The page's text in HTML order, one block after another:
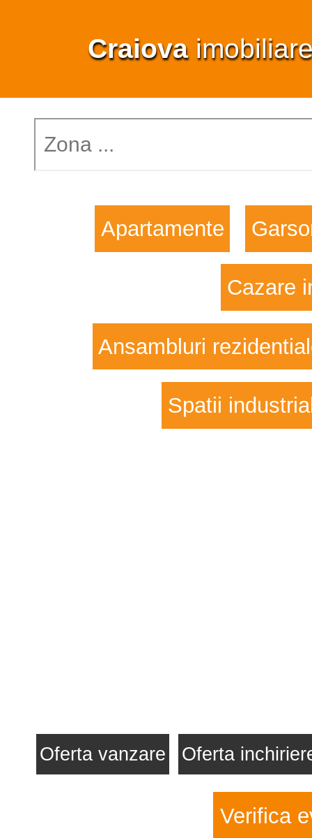
Craiova
Apartamente
Cazare
Ansambluri
Spatii
Oferta vanzare Oferta
Verifica